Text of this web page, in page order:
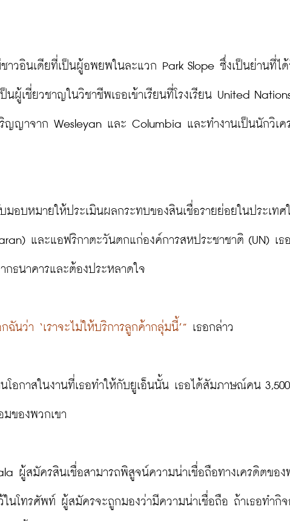
าวอินเดียที่เป็นผู้อพยพในละแวก Park Slope ซึ่งเป็นย่านที่ได้
ผู้เชี่ยวชาญในวิชาชีพเธอเข้าเรียนที่โรงเรียน United
ญาจาก Wesleyan และ Columbia และทำงานเป็นนักวิเค
มอบหมายให้ประเมินผลกระทบของสินเชื่อรายย่อยในประเทศ
และแอฟริกาตะวันตกแก่องค์การสหประชาชาติ (UN) เธอ
ธนาคารและต้องประหลาดใจ
ฉันว่า ‘เราจะไม่ให้บริการลูกค้ากลุ่มนี้’” เธอกล่าว
โอกาสในงานที่เธอทำให้กับยูเอ็นนั้น เธอได้สัมภาษณ์คน
ของพวกเขา
ผู้สมัครสินเชื่อสามารถพิสูจน์ความน่าเชื่อถือทางเครดิตของ
นโทรศัพท์ ผู้สมัครจะถูกมองว่ามีความน่าเชื่อถือ ถ้าเธอทำกิจ